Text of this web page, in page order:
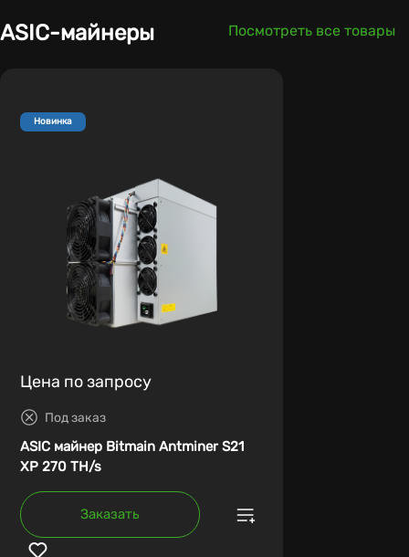
ASIC-майнеры Посмотреть все товары
Новинка
Цена по запросу
Под заказ
ASIC майнер Bitmain Antminer S21
XP 270 TH/s
Заказать